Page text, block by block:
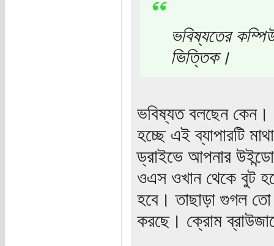
ভবিষ্যতের
ভিত্তিক।
ভবিষ্যত বলছেন কেন।
হচ্ছে এই ব্যাপারটি
ড্রাইভে আপনার
ওএস ওখান থেকে বুট
হবে। তাছাড়া গুগল
করছে। ক্রোম